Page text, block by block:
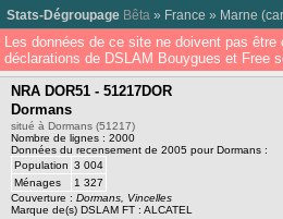
Stats-Dégroupage Bêta » France » Marne (
Les données de ce site ne doivent pas
déclarations de DSLAM Bouygues et Free
NRA DOR51 - 51217DOR
Dormans
situé à Dormans (51217)
Nombre de lignes : 2000
Données du recensement de 2005 pour Dormans :
Population 3 004
Ménages
1 327
Couverture : Dormans, Vincelles
Marque de(s) DSLAM FT : ALCATEL